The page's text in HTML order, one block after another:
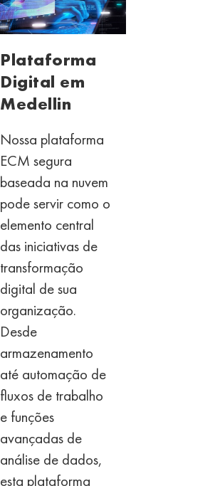
Plataforma
Digital em
Medellin
Nossa plataforma
ECM segura
baseada na nuvem
podeservir como o
elemento central
das iniciativas de
transformação
digital de sua
organização.
Desde
armazenamento
até automação de
fluxos de trabalho
e funções
avançadas de
análise de dados,
esta plataforma